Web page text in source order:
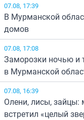
07.08, 17:39
В Мурманской
домов
07.08, 17:08
Заморозки ночью и
в Мурманской
07.08, 16:39
Олени, лисы,
встретил «целый